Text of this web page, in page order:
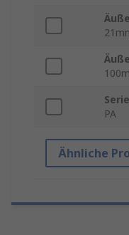
Serie
PA
Ähnliche